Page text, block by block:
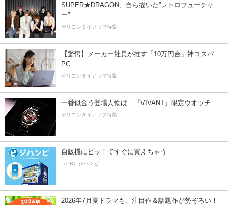
SUPER★DRAGON、自ら描いた”レトロフューチャ
ー”
オリコンタイアップ特集
【驚愕】メーカー社員が推す「10万円台」神コスパ
PC
オリコンタイアップ特集
一番似合う登場人物は…『VIVANT』限定ウオッチ
オリコンタイアップ特集
自販機にピッ！ですぐに買えちゃう
（PR）ジハンピ
2026年7月夏ドラマも、注目作＆話題作が勢ぞろい！